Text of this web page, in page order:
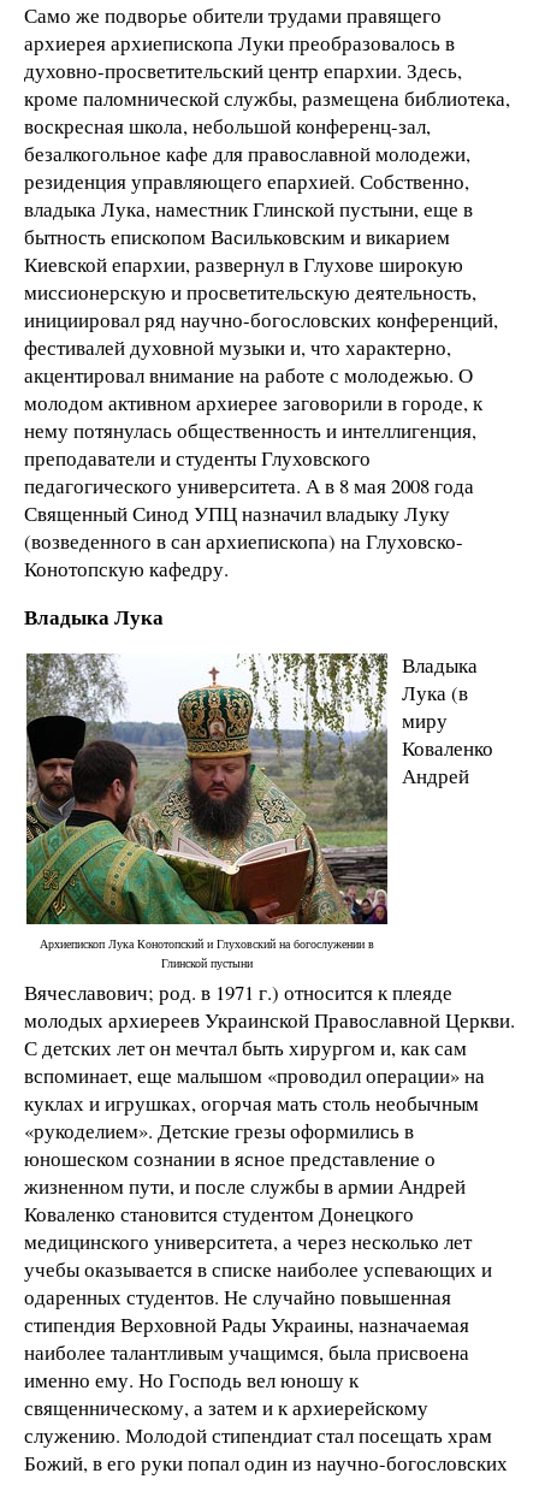
Само же подворье обители трудами правящего
архиерея архиепископа Луки преобразовалось в
духовно-просветительский центр епархии. Здесь,
кроме паломнической службы, размещена библиотека,
воскресная школа, небольшой конференц-зал,
безалкогольное кафе для православной молодежи,
резиденция управляющего епархией. Собственно,
владыка Лука, наместник Глинской пустыни, еще в
бытность епископом Васильковским и викарием
Киевской епархии, развернул в Глухове широкую
миссионерскую и просветительскую деятельность,
инициировал ряд научно-богословских конференций,
фестивалей духовной музыки и, что характерно,
акцентировал внимание на работе с молодежью. О
молодом активном архиерее заговорили в городе, к
нему потянулась общественность и интеллигенция,
преподаватели и студенты Глуховского
педагогического университета. А в 8 мая 2008 года
Священный Синод УПЦ назначил владыку Луку
(возведенного в сан архиепископа) на Глуховско-
Конотопскую кафедру.
Владыка Лука
Архиепископ Лука Конотопский и Глуховский на богослужении в
Глинской пустыни
Владыка
Лука (в
миру
Коваленко
Андрей
Вячеславович; род. в 1971 г.) относится к плеяде
молодых архиереев Украинской Православной Церкви.
С детских лет он мечтал быть хирургом и, как сам
вспоминает, еще малышом «проводил операции» на
куклах и игрушках, огорчая мать столь необычным
«рукоделием». Детские грезы оформились в
юношеском сознании в ясное представление о
жизненном пути, и после службы в армии Андрей
Коваленко становится студентом Донецкого
медицинского университета, а через несколько лет
учебы оказывается в списке наиболее успевающих и
одаренных студентов. Не случайно повышенная
стипендия Верховной Рады Украины, назначаемая
наиболее талантливым учащимся, была присвоена
именно ему. Но Господь вел юношу к
священническому, а затем и к архиерейскому
служению. Молодой стипендиат стал посещать храм
Божий, в его руки попал один из научно-богословских